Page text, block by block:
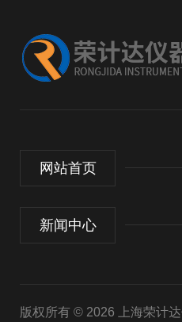
网站首页
新闻中心
版权所有 © 2026 上海荣计